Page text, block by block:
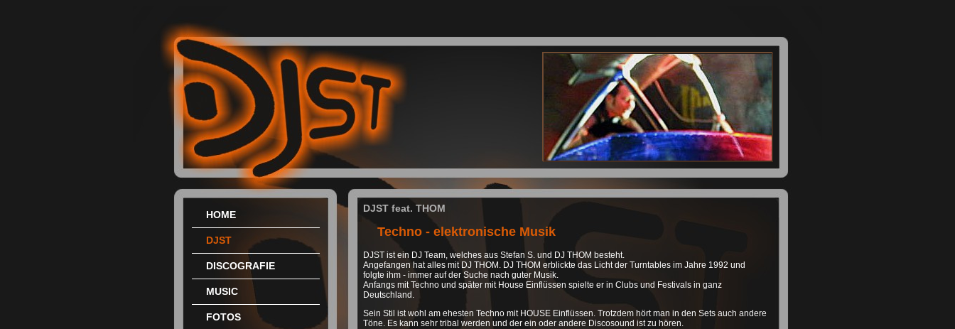
HOME
DJST
DISCOGRAFIE
MUSIC
FOTOS
DJST feat. THOM
Techno - elektronische Musik
DJST ist ein DJ Team, welches aus Stefan S. und DJ THOM besteht.
Angefangen hat alles mit DJ THOM. DJ THOM erblickte das Licht der Turntables im Jahre 1992 und
folgte ihm - immer auf der Suche nach guter Musik.
Anfangs mit Techno und später mit House Einflüssen spielte er in Clubs und Festivals in ganz
Deutschland.
Sein Stil ist wohl am ehesten Techno mit HOUSE Einflüssen. Trotzdem hört man in den Sets auch andere
Töne. Es kann sehr tribal werden und der ein oder andere Discosound ist zu hören.